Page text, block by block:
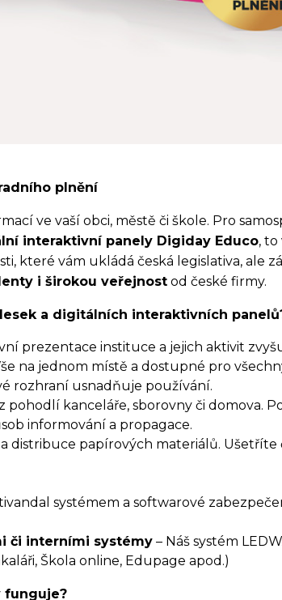
plnění
ve vaší obci, městě či škole. Pro
interaktivní panely Digiday Educo,
které vám ukládá česká legislativa, ale
i širokou veřejnost od české firmy.
a digitálních interaktivních
prezentace instituce a jejich aktivit
na jednom místě a dostupné pro
rozhraní usnadňuje používání.
pohodlí kanceláře, sborovny či domova.
informování a propagace.
distribuce papírových materiálů.
systémem a softwarové
či interními systémy – Náš systém
Škola online, Edupage apod.)
funguje?